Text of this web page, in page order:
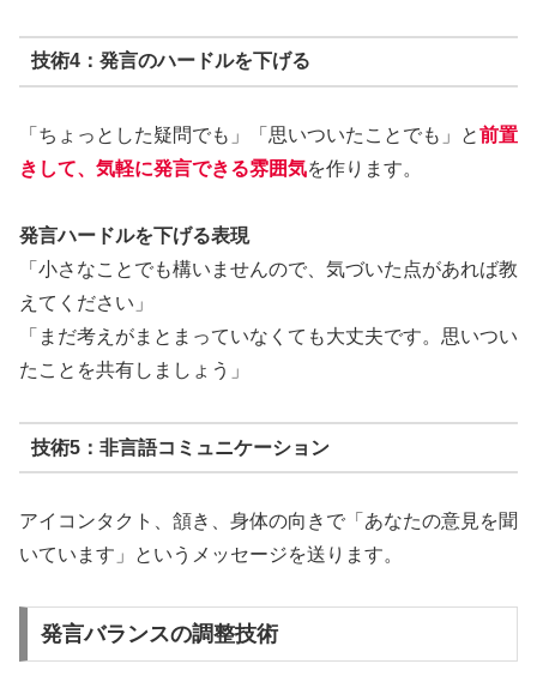
技術4：発言のハードルを下げる
「ちょっとした疑問でも」「思いついたことでも」と前置
きして、気軽に発言できる雰囲気を作ります。
発言ハードルを下げる表現
「小さなことでも構いませんので、気づいた点があれば教
えてください」
「まだ考えがまとまっていなくても大丈夫です。思いつい
たことを共有しましょう」
技術5：非言語コミュニケーション
アイコンタクト、頷き、身体の向きで「あなたの意見を聞
いています」というメッセージを送ります。
発言バランスの調整技術